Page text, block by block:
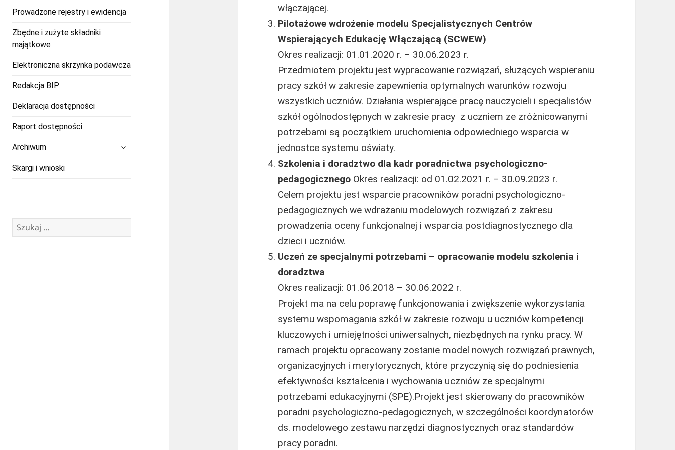
potomne
Prowadzone rejestry i ewidencja
Zbędne i zużyte składniki
majątkowe
Elektroniczna skrzynka podawcza
Redakcja BIP
Deklaracja dostępności
Raport dostępności
Archiwum
Skargi i wnioski
Szukaj:
włączającej.
Pilotażowe wdrożenie modelu Specjalistycznych Centrów
Wspierających Edukację Włączającą (SCWEW)
Okres realizacji: 01.01.2020 r. – 30.06.2023 r.
Przedmiotem projektu jest wypracowanie rozwiązań, służących wspieraniu
pracy szkół w zakresie zapewnienia optymalnych warunków rozwoju
wszystkich uczniów. Działania wspierające pracę nauczycieli i specjalistów
szkół ogólnodostępnych w zakresie pracy z uczniem ze zróżnicowanymi
potrzebami są początkiem uruchomienia odpowiedniego wsparcia w
jednostce systemu oświaty.
Szkolenia i doradztwo dla kadr poradnictwa psychologiczno-
pedagogicznego Okres realizacji: od 01.02.2021 r. – 30.09.2023 r.
Celem projektu jest wsparcie pracowników poradni psychologiczno-
pedagogicznych we wdrażaniu modelowych rozwiązań z zakresu
prowadzenia oceny funkcjonalnej i wsparcia postdiagnostycznego dla
dzieci i uczniów.
Uczeń ze specjalnymi potrzebami – opracowanie modelu szkolenia i
doradztwa
Okres realizacji: 01.06.2018 – 30.06.2022 r.
Projekt ma na celu poprawę funkcjonowania i zwiększenie wykorzystania
systemu wspomagania szkół w zakresie rozwoju u uczniów kompetencji
kluczowych i umiejętności uniwersalnych, niezbędnych na rynku pracy. W
ramach projektu opracowany zostanie model nowych rozwiązań prawnych,
organizacyjnych i merytorycznych, które przyczynią się do podniesienia
efektywności kształcenia i wychowania uczniów ze specjalnymi
potrzebami edukacyjnymi (SPE).Projekt jest skierowany do pracowników
poradni psychologiczno-pedagogicznych, w szczególności koordynatorów
ds. modelowego zestawu narzędzi diagnostycznych oraz standardów
pracy poradni.